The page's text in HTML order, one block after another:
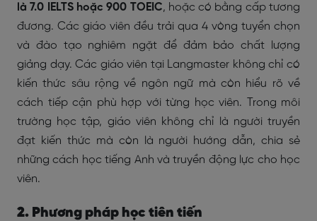
là 7.0 IELTS hoặc 900 TOEIC, hoặc có bằng cấp tương
đương. Các giáo viên đều trải qua 4 vòng tuyển chọn
và đào tạo nghiêm ngặt để đảm bảo chất lượng
giảng dạy. Các giáo viên tại Langmaster không chỉ có
kiến thức sâu rộng về ngôn ngữ mà còn hiểu rõ về
cách tiếp cận phù hợp với từng học viên. Trong môi
trường học tập, giáo viên không chỉ là người truyền
đạt kiến thức mà còn là người hướng dẫn, chia sẻ
những cách học tiếng Anh và truyền động lực cho học
viên.
2. Phương pháp học tiên tiến